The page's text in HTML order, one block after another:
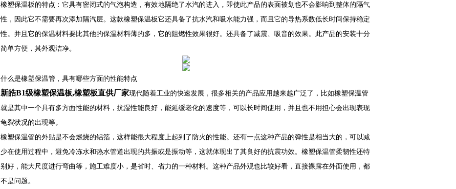
橡塑保温板的特点：它具有密闭式的气泡构造，有效地隔绝了水汽的进入，即使此产品的表面被划也不会影响到整体的隔气
性，因此它不需要再次添加隔汽层。这款橡塑保温板它还具备了抗水汽和吸水能力强，而且它的导热系数低长时间保持稳定
性。并且它的保温材料要比其他的保温材料薄的多，它的阻燃性效果很好。还具备了减震、吸音的效果。此产品的安装十分
简单方便，其外观洁净。
什么是橡塑保温管，具有哪些方面的性能特点
新皓B1级橡塑保温板,橡塑板直供厂家现代随着工业的快速发展，很多相关的产品应用越来越广泛了，比如橡塑保温管
就是其中一个具有多方面性能的材料，抗湿性能良好，能延缓老化的速度等，可以长时间使用，并且也不用担心会出现表现
龟裂状况的出现等。
橡塑保温管的外贴是不会燃烧的铝箔，这样能很大程度上起到了防火的性能。还有一点这种产品的弹性是相当大的，可以减
少在使用过程中，避免冷冻水和热水管道出现的共振或是振动等，这就体现出了其良好的抗震功效。橡塑保温管柔韧性还特
别好，能大尺度进行弯曲等，施工难度小，是省时、省力的一种材料。这种产品外观也比较好看，直接裸露在外面使用，都
不是问题。